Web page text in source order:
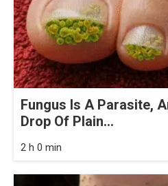
Fungus Is A Parasite,
Drop Of Plain...
2 h 0 min